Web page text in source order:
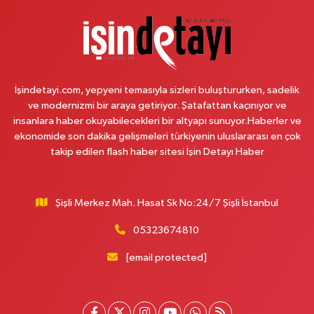
Tevfik Bey Mahallesi Mektep Sokak 1 B Armoni Park AVM yanı - Merkez
Caddesi durağı karşısı
Yol Tarifi Al
Saygın Eczanesi
ÖRNEK MH. MERKEZ CAMİ ALT SOKAĞI
0 (216) 472 32 92 Yol Tarifi Al
Battalgazi Mahallesi Hamzalar Sokak No:4 8B SULTANBEYLİ DEVLET
Yol Tarifi Al
0 (216) 494 11 11 Yol Tarifi Al
İşindetayi.com, yepyeni temasıyla sizleri buluştururken, sadelik
ve modernizmi bir araya getiriyor. Şatafattan kaçınıyor ve
insanlara haber okuyabilecekleri bir altyapı sunuyor.Haberler ve
ekonomide son dakika gelişmeleri türkiyenin uluslararası en çok
takip edilen flash haber sitesi İşin Detayı Haber
Şişli Merkez Mah. Hasat Sk No:24/7 Şişli İstanbul
05323674810
[email protected]